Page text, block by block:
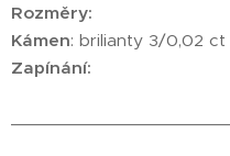
Rozměry:
Kámen: brilianty 3/0,02 ct
Zapínání: